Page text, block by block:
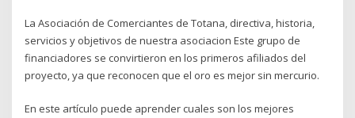
La Asociación de Comerciantes de Totana, directiva, historia,
servicios y objetivos de nuestra asociacion Este grupo de
financiadores se convirtieron en los primeros afiliados del
proyecto, ya que reconocen que el oro es mejor sin mercurio.
En este artículo puede aprender cuales son los mejores